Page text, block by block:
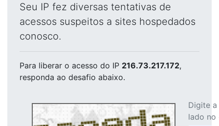
Seu IP fez diversas tentativas de
acessos suspeitos a sites hospedados
conosco.
Para liberar o acesso do IP 216.73.217.172,
responda ao desafio abaixo.
Digite
lado no